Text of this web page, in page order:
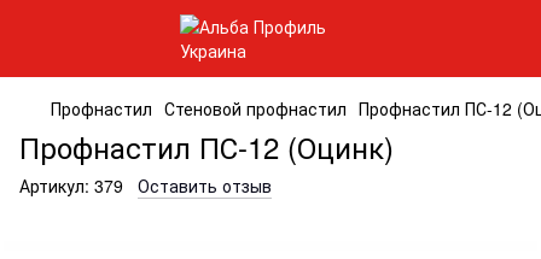
Профнастил Стеновой профнастил Профнастил ПС-12
Профнастил ПС-12 (Оцинк)
Артикул: 379 Оставить отзыв